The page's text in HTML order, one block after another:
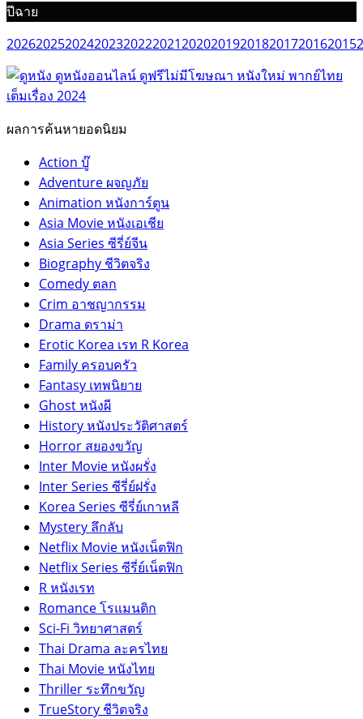
ปีฉาย
202620252024202320222021202020192018201720162015
ผลการค้นหายอดนิยม
Action บู๊
Adventure ผจญภัย
Animation หนังการ์ตูน
Asia Movie หนังเอเชีย
Asia Series ซีรี่ย์จีน
Biography ชีวิตจริง
Comedy ตลก
Crim อาชญากรรม
Drama ดราม่า
Erotic Korea เรท R Korea
Family ครอบครัว
Fantasy เทพนิยาย
Ghost หนังผี
History หนังประวัติศาสตร์
Horror สยองขวัญ
Inter Movie หนังผรั่ง
Inter Series ซีรี่ย์ฝรั่ง
Korea Series ซีรี่ย์เกาหลี
Mystery ลึกลับ
Netflix Movie หนังเน็ตฟิก
Netflix Series ซีรี่ย์เน็ตฟิก
R หนังเรท
Romance โรแมนติก
Sci-Fi วิทยาศาสตร์
Thai Drama ละครไทย
Thai Movie หนังไทย
Thriller ระทึกขวัญ
TrueStory ชีวิตจริง